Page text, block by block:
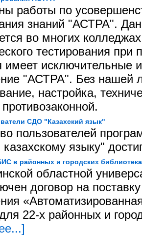
работы по
знаний "АСТРА".
во многих
тестирования
имеет исключительные
"АСТРА". Без нашей
настройка,
СДО "Казахский язык"
пользователей
казахскому языку"
в районных и городских
областной
договор на
22-х районных и